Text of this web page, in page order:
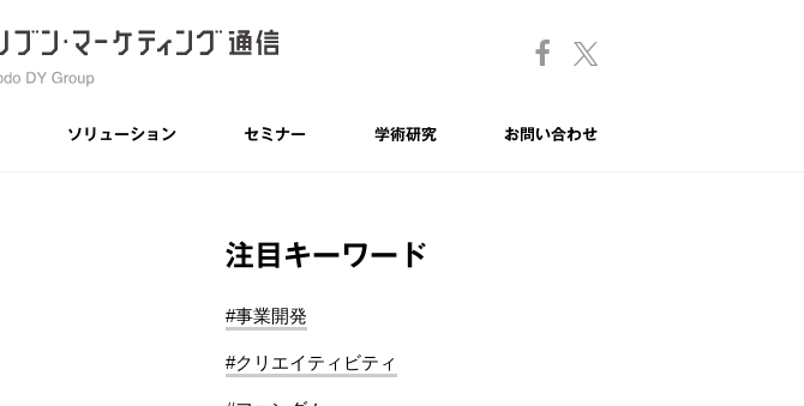
ソリューション セミナー 学術研究 お問い合わせ
注目キーワード
#事業開発
#クリエイティビティ